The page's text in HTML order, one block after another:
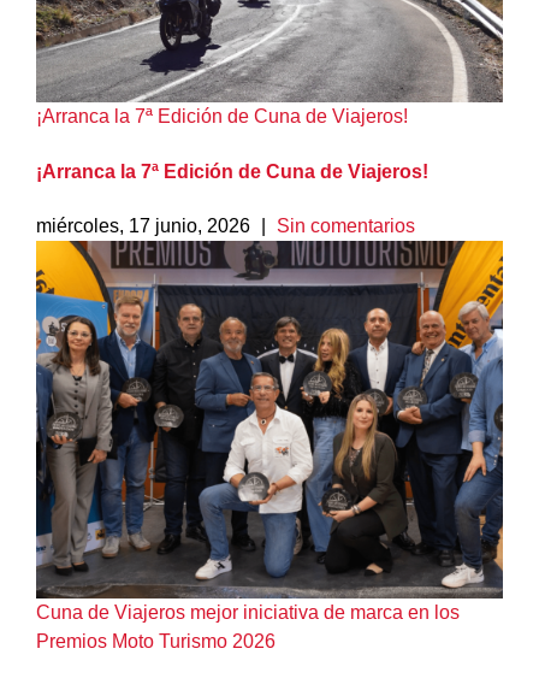
¡Arranca la 7ª Edición de Cuna de Viajeros!
¡Arranca la 7ª Edición de Cuna de Viajeros!
miércoles, 17 junio, 2026 Sin comentarios
Cuna de Viajeros mejor iniciativa de marca en los
Premios Moto Turismo 2026